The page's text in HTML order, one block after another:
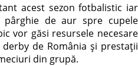
acest sezon fotbalistic iar
de aur spre cupele
vor găsi resursele necesare
de România și prestații
din grupă.